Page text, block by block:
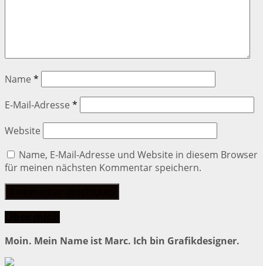
Name *
E-Mail-Adresse *
Website
Name, E-Mail-Adresse und Website in diesem Browser
für meinen nächsten Kommentar speichern.
Moin. Mein Name ist Marc. Ich bin Grafikdesigner.